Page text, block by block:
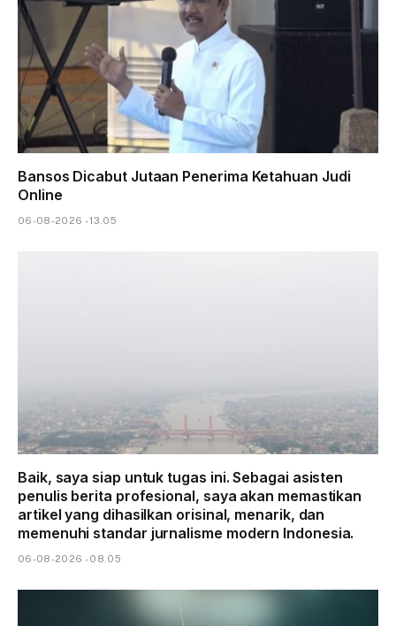
Bansos Dicabut Jutaan Penerima Ketahuan Judi
Online
06-08-2026 - 13.05
Baik, saya siap untuk tugas ini. Sebagai asisten
penulis berita profesional, saya akan memastikan
artikel yang dihasilkan orisinal, menarik, dan
memenuhi standar jurnalisme modern Indonesia.
06-08-2026 - 08.05